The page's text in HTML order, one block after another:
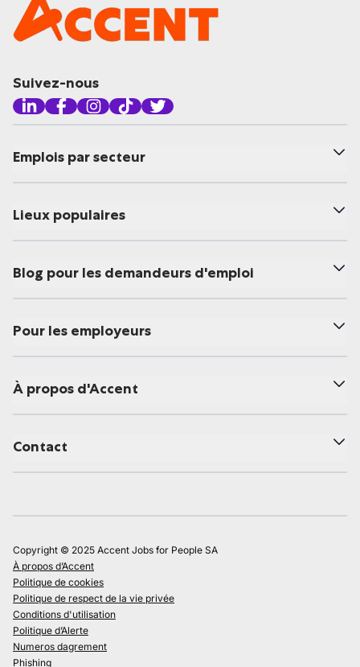
Suivez-nous
Emplois par secteur
Lieux populaires
Blog pour les demandeurs d'emploi
Pour les employeurs
À propos d'Accent
Contact
Copyright © 2025 Accent Jobs for People SA
À propos d’Accent
Politique de cookies
Politique de respect de la vie privée
Conditions d'utilisation
Politique d’Alerte
Numeros dagrement
Phishing